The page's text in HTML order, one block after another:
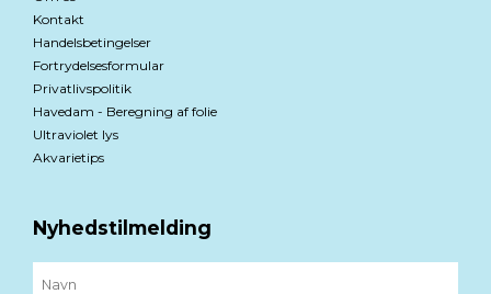
Kontakt
Handelsbetingelser
Fortrydelsesformular
Privatlivspolitik
Havedam - Beregning af folie
Ultraviolet lys
Akvarietips
Nyhedstilmelding